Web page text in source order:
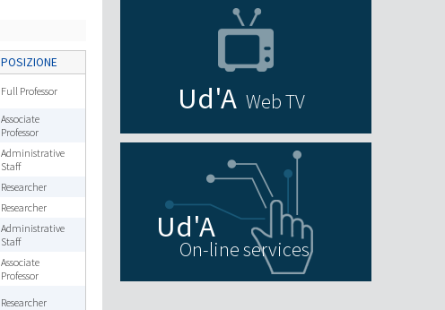
POSIZIONE
Full Professor
Associate
Professor
Administrative
Staff
Researcher
Researcher
Administrative
Staff
Associate
Professor
Researcher
Web TV
On-line services